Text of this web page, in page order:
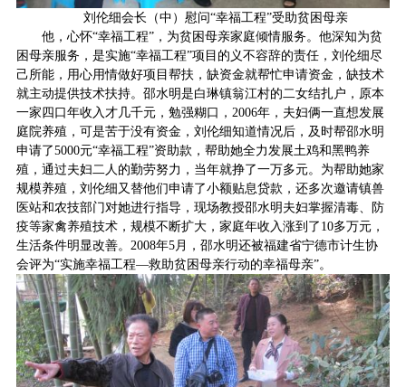
刘伦细会长（中）慰问“幸福工程”受助贫困母亲
他，心怀“幸福工程”，为贫困母亲家庭倾情服务。他深知为贫
困母亲服务，是实施“幸福工程”项目的义不容辞的责任，刘伦细尽
己所能，用心用情做好项目帮扶，缺资金就帮忙申请资金，缺技术
就主动提供技术扶持。邵水明是白琳镇翁江村的二女结扎户，原本
一家四口年收入才几千元，勉强糊口，2006年，夫妇俩一直想发展
庭院养殖，可是苦于没有资金，刘伦细知道情况后，及时帮邵水明
申请了5000元“幸福工程”资助款，帮助她全力发展土鸡和黑鸭养
殖，通过夫妇二人的勤劳努力，当年就挣了一万多元。为帮助她家
规模养殖，刘伦细又替他们申请了小额贴息贷款，还多次邀请镇兽
医站和农技部门对她进行指导，现场教授邵水明夫妇掌握清毒、防
疫等家禽养殖技术，规模不断扩大，家庭年收入涨到了10多万元，
生活条件明显改善。2008年5月，邵水明还被福建省宁德市计生协
会评为“实施幸福工程—救助贫困母亲行动的幸福母亲”。